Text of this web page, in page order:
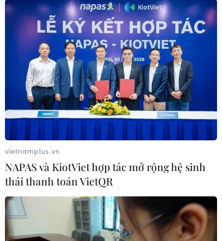
(giảm 368 đồng/lít so với giá cơ sở kỳ trước) và giá
xăng RON 95-III không cao hơn 20.165 đồng/lít (giảm
443 đồng/lít so với giá cơ sở kỳ trước).
vietnamplus.vn
NAPAS và KiotViet hợp tác mở rộng hệ sinh
thái thanh toán VietQR